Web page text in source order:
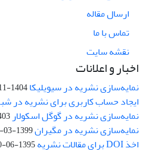
ارسال مقاله
تماس با ما
نقشه سایت
اخبار و اعلانات
نمایه‌سازی نشریه در سیویلیکا1404-11-26
ایجاد حساب کاربری برای نشریه در
نمایه‌سازی نشریه در گوگل اسکولار 15
نمایه‌سازی نشریه در مگیران1399-03-23
اخذ DOI برای مقالات نشریه 1395-06-10